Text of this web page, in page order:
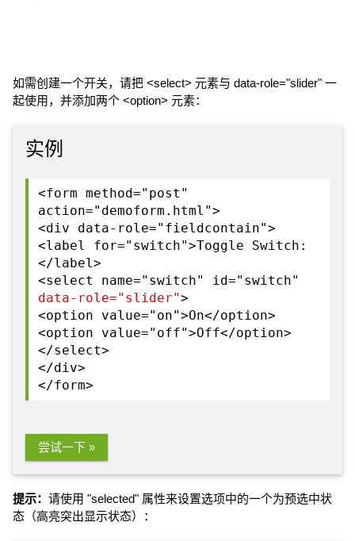
如需创建一个开关，请把 <select> 元素与 data-role="slider" 一
起使用，并添加两个 <option> 元素：
实例
<form method="post"
action="demoform.html">
<div data-role="fieldcontain">
<label for="switch">Toggle Switch:
</label>
<select name="switch" id="switch"
data-role="slider">
<option value="on">On</option>
<option value="off">Off</option>
</select>
</div>
</form>
尝试一下 »
提示： 请使用 "selected" 属性来设置选项中的一个为预选中状
态（高亮突出显示状态）：